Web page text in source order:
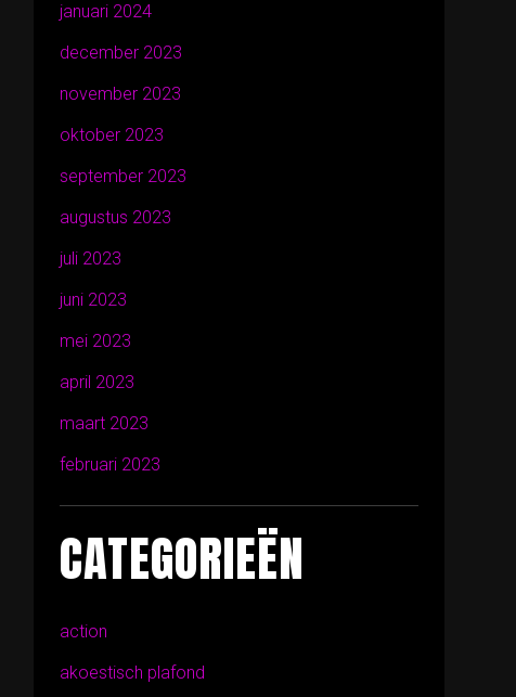
januari 2024
december 2023
november 2023
oktober 2023
september 2023
augustus 2023
juli 2023
juni 2023
mei 2023
april 2023
maart 2023
februari 2023
CATEGORIEËN
action
akoestisch plafond